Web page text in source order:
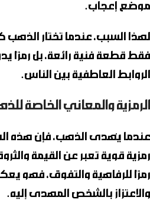
موضع إعجاب.
لهذا السبب، عندما تختار الذهب
فقط قطعة فنية رائعة، بل رمزًا
الروابط العاطفية بين الناس.
الرمزية والمعاني الخاصة
عندما يُهدى الذهب، فإن هذه
رمزية قوية تعبر عن القيمة
رمزًا للرفاهية والتفوق، فهو
والاعتزاز بالشخص المهدى إليه.